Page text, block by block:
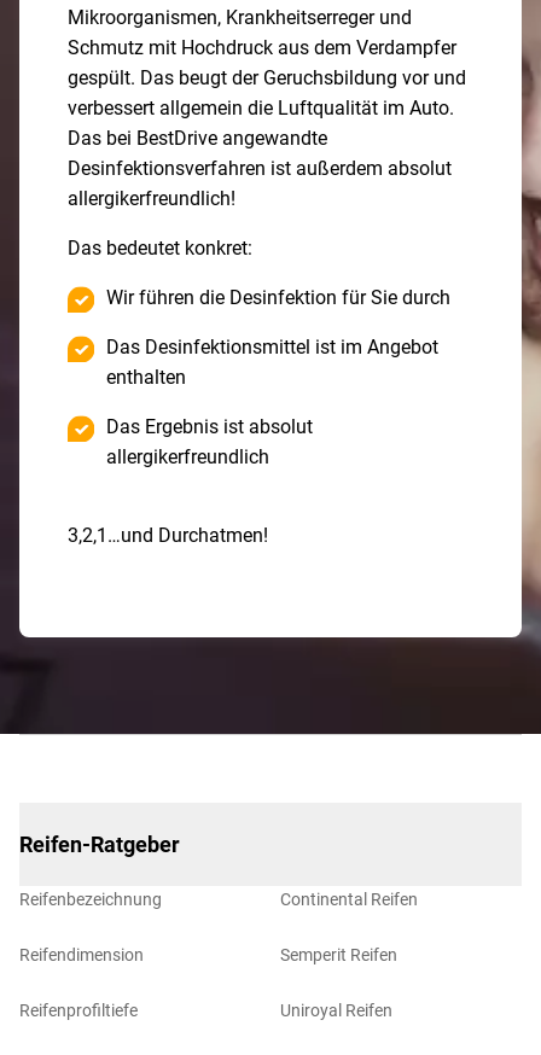
Mikroorganismen, Krankheitserreger und
Schmutz mit Hochdruck aus dem Verdampfer
gespült. Das beugt der Geruchsbildung vor und
verbessert allgemein die Luftqualität im Auto.
Das bei BestDrive angewandte
Desinfektionsverfahren ist außerdem absolut
allergikerfreundlich!
Das bedeutet konkret:
Wir führen die Desinfektion für Sie durch
Das Desinfektionsmittel ist im Angebot
enthalten
Das Ergebnis ist absolut
allergikerfreundlich
3,2,1…und Durchatmen!
Reifen-Ratgeber
Reifenbezeichnung
Reifendimension
Reifenprofiltiefe
Continental Reifen
Semperit Reifen
Uniroyal Reifen